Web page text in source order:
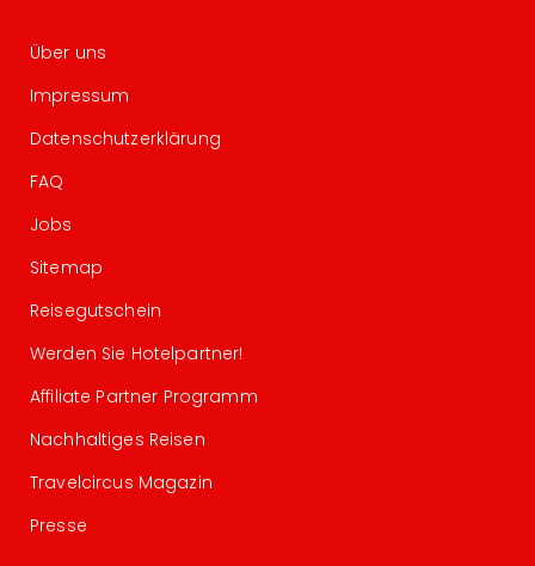
Über uns
Impressum
Datenschutzerklärung
FAQ
Jobs
Sitemap
Reisegutschein
Werden Sie Hotelpartner!
Affiliate Partner Programm
Nachhaltiges Reisen
Travelcircus Magazin
Presse